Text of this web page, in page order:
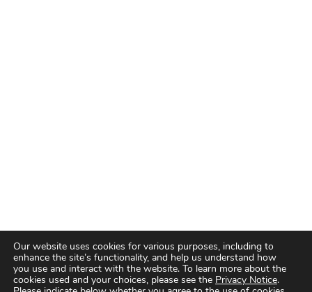
Our website uses cookies for various purposes, including to
enhance the site’s functionality, and help us understand how
you use and interact with the website. To learn more about the
cookies used and your choices, please see the Privacy Notice.